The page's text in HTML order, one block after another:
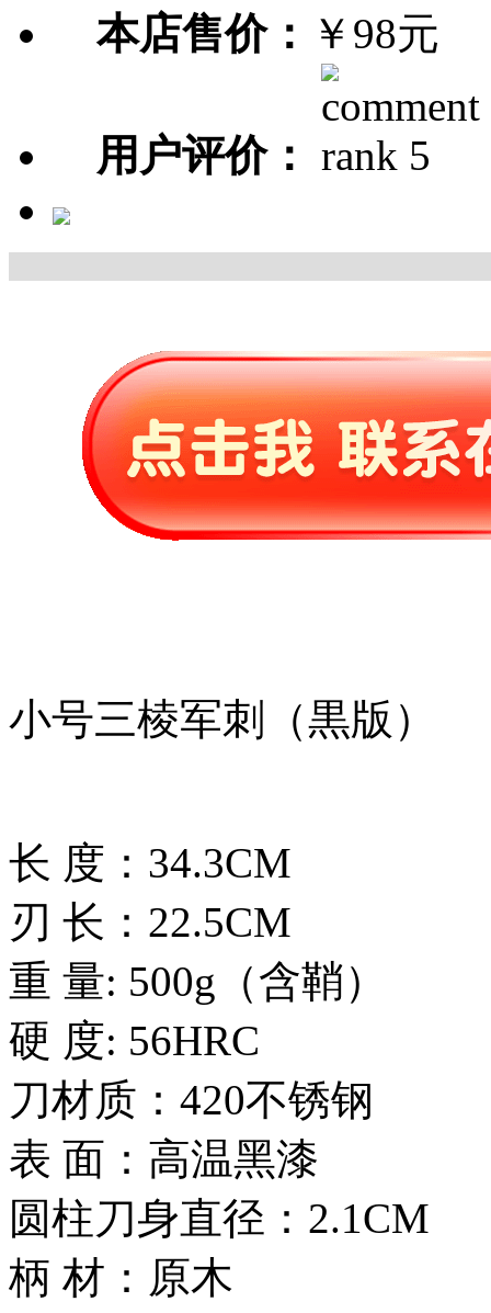
本店售价： ￥98元
用户评价：
小号三棱军刺（黒版）
长 度：34.3CM
刃 长：22.5CM
重 量: 500g（含鞘）
硬 度: 56HRC
刀材质：420不锈钢
表 面：高温黑漆
圆柱刀身直径：2.1CM
柄 材：原木